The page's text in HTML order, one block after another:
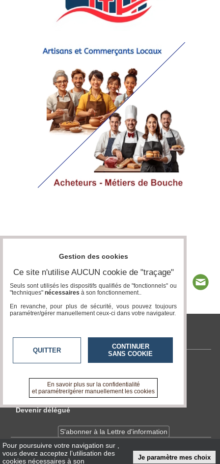
tvlocale.fr
En savoir +
A propos de tvlocale.fr
Devenir délégué
S'abonner à la Lettre d'information
InfosCNIL/RGPD
Pour poursuivre votre navigation sur
vous devez acceptez l’utilisation des
cookies nécessaires à son
Je paramètre mes choix
Gestion des cookies
Ce site n'utilise AUCUN cookie de "traçage"
Seuls sont utilisés les dispositifs qualifiés de "fonctionnels" ou
"techniques" nécessaires à son fonctionnement..
En revanche, pour plus de sécurité, vous pouvez toujours
paramétrer/gérer manuellement ceux-ci dans votre navigateur.
QUITTER
CONTINUER
SANS COOKIE
En savoir plus sur la confidentialité
et paramétrer/gérer manuellement les cookies